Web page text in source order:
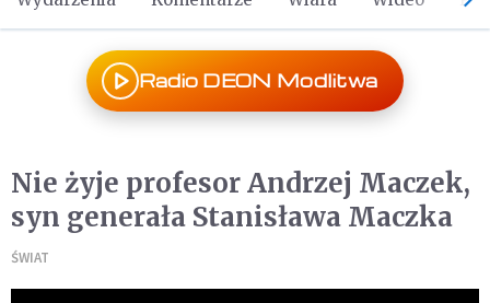
Radio DEON Modlitwa
Nie żyje profesor Andrzej Maczek,
syn generała Stanisława Maczka
ŚWIAT